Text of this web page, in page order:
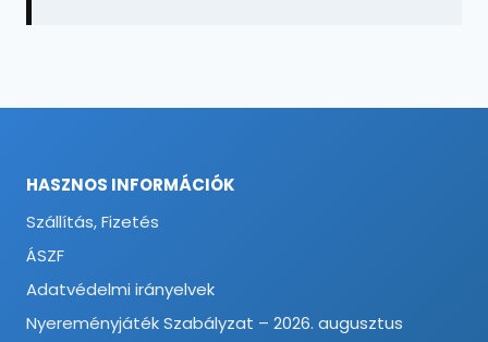
HASZNOS INFORMÁCIÓK
Szállítás, Fizetés
ÁSZF
Adatvédelmi irányelvek
Nyereményjáték Szabályzat – 2026. augusztus